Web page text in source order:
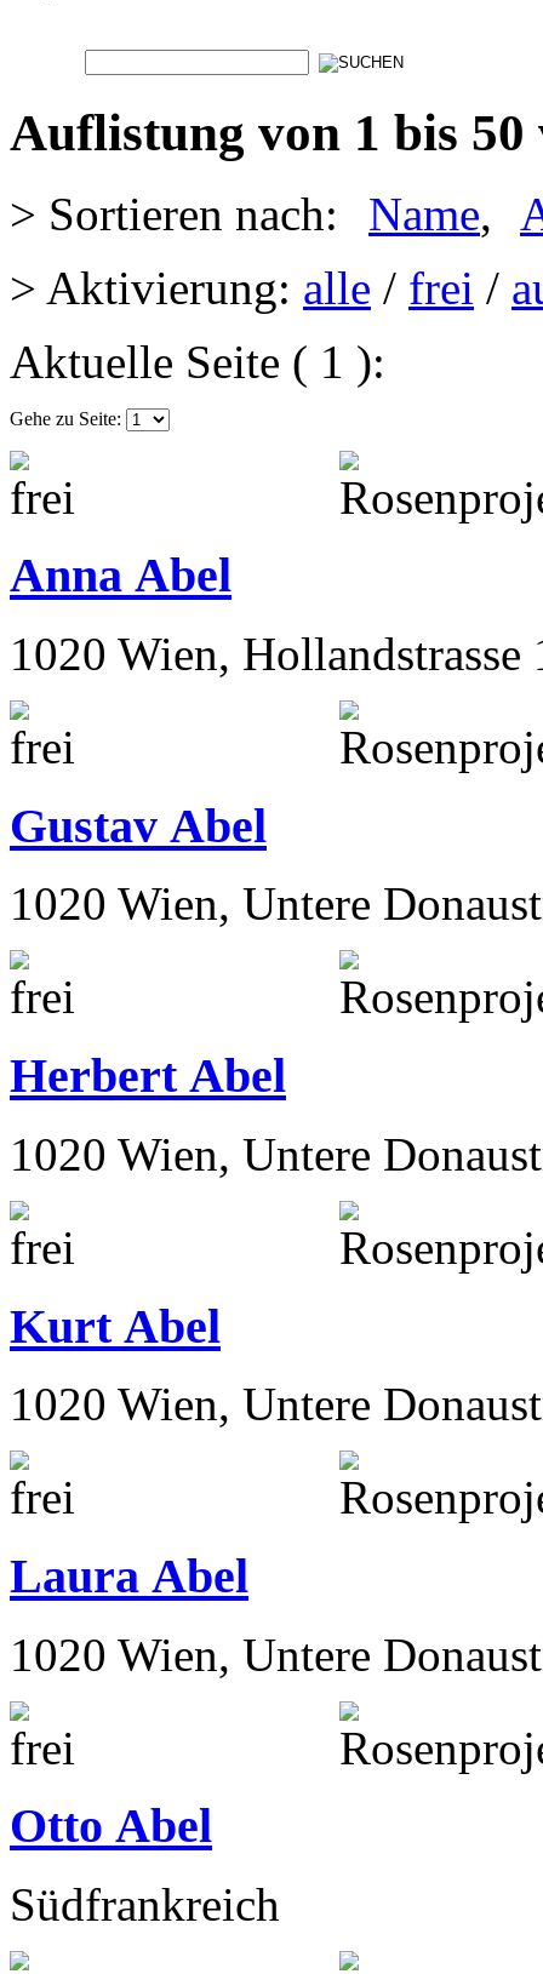
Auflistung von 1 bis 50
> Sortieren nach: Name,
> Aktivierung: alle / frei /
Aktuelle Seite ( 1 ):
Gehe zu Seite:
Anna Abel
1020 Wien, Hollandstrasse
Gustav Abel
1020 Wien, Untere
Herbert Abel
1020 Wien, Untere
Kurt Abel
1020 Wien, Untere
Laura Abel
1020 Wien, Untere
Otto Abel
Südfrankreich